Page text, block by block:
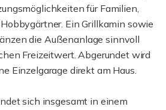
für Familien,
Ein Grillkamin sowie
die Außenanlage sinnvoll
Freizeitwert. Abgerundet wird
Einzelgarage direkt am Haus.
sich insgesamt in einem